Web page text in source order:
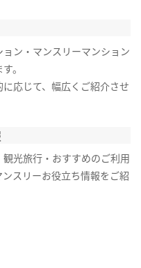
ン・マンスリーマンション
。
応じて、幅広くご紹介させ
光旅行・おすすめのご利用
スリーお役立ち情報をご紹